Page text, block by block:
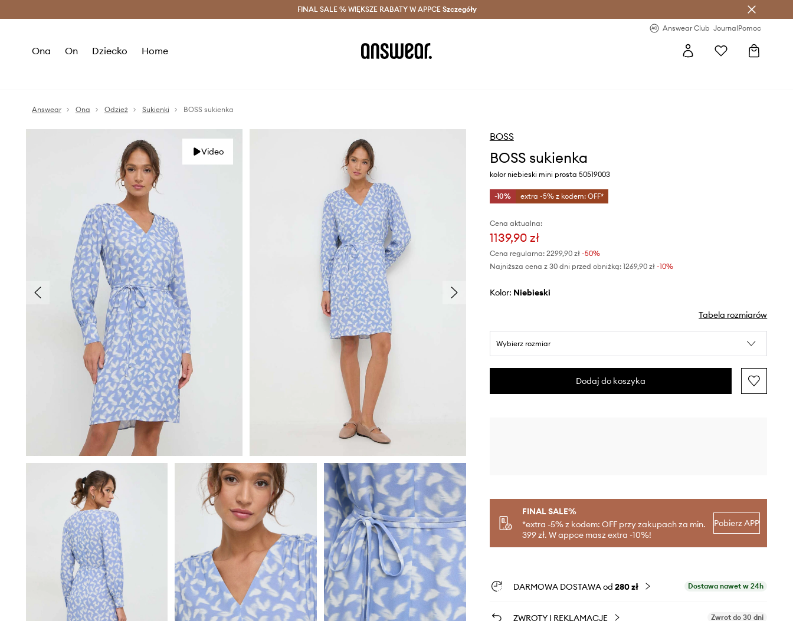
Oszczędzaj z Answear Club > Dostawa nawet w 24h >
FINAL SALE % WIĘKSZE RABATY W APPCE Szczegóły
Answear Club JournalPomoc
Ona On Dziecko Home
Answear Ona Odzież Sukienki BOSS sukienka
Video
BOSS
BOSS sukienka
kolor niebieski mini prosta 50519003
-10% extra -5% z kodem: OFF*
Cena aktualna:
1139,90 zł
Cena regularna: 2299,90 zł-50%
Najniższa cena z 30 dni przed obniżką: 1269,90 zł -10%
Kolor: niebieski
Tabela rozmiarów
Wybierz rozmiar
Dodaj do koszyka
FINAL SALE%
*extra -5% z kodem: OFF przy zakupach za min.
399 zł. W appce masz extra -10%!
Pobierz APP
DARMOWA DOSTAWA od 280 zł Dostawa nawet w 24h
ZWROTY I REKLAMACJE Zwrot do 30 dni